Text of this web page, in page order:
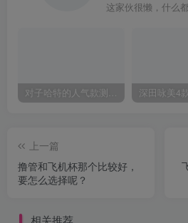
撸管和飞机杯那个比较好，
要怎么选择呢？